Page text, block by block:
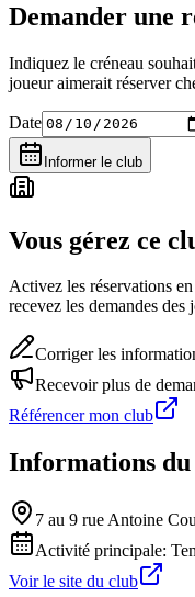
Demander une
Indiquez le créneau
joueur aimerait réserver
Date
Informer le club
Vous gérez ce
Activez les réservations
recevez les demandes
Corriger les
Recevoir plus de
Référencer mon club
Informations
7 au 9 rue Antoine
Activité principale:
Voir le site du club